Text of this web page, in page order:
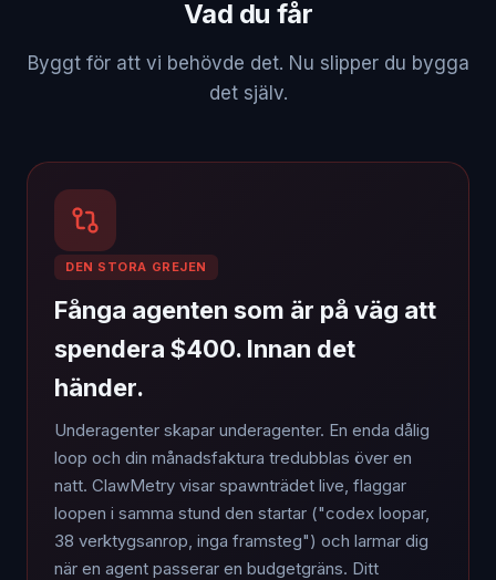
Vad du får
Byggt för att vi behövde det. Nu slipper du bygga
det själv.
DEN STORA GREJEN
Fånga agenten som är på väg att
spendera $400. Innan det
händer.
Underagenter skapar underagenter. En enda dålig
loop och din månadsfaktura tredubblas över en
natt. ClawMetry visar spawnträdet live, flaggar
loopen i samma stund den startar ("codex loopar,
38 verktygsanrop, inga framsteg") och larmar dig
när en agent passerar en budgetgräns. Ditt